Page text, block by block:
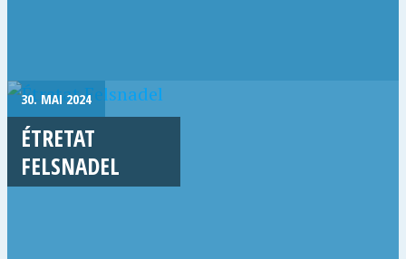
30. MAI 2024
ÉTRETAT
FELSNADEL